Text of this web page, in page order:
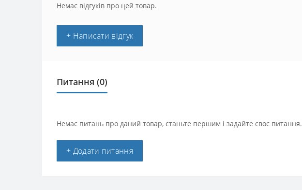
Немає відгуків про цей товар.
+ Написати відгук
Питання (0)
Немає питань про даний товар, станьте першим і задайте своє питання.
+ Додати питання